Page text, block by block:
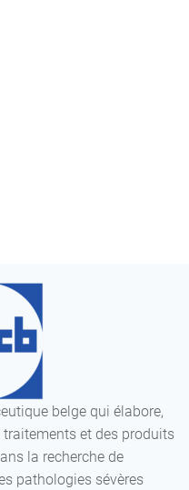
belge qui élabore,
et des produits
la recherche de
pathologies sévères